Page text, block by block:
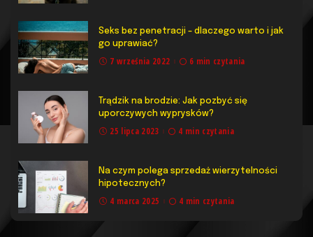
Seks bez penetracji – dlaczego warto i jak
go uprawiać?
7 września 2022 6 min czytania
Trądzik na brodzie: Jak pozbyć się
uporczywych wyprysków?
25 lipca 2023 4 min czytania
Na czym polega sprzedaż wierzytelności
hipotecznych?
4 marca 2025 4 min czytania